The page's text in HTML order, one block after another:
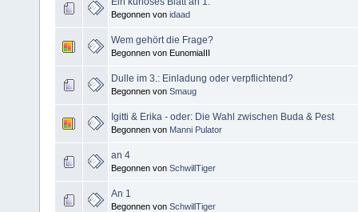
Begonnen von idaad
Wem gehört die Frage?
Begonnen von EunomiaIII
Dulle im 3.: Einladung oder verpflichtend?
Begonnen von Smaug
Igitti & Erika - oder: Die Wahl zwischen Buda & Pest
Begonnen von Manni Pulator
an 4
Begonnen von SchwillTiger
An 1
Begonnen von SchwillTiger